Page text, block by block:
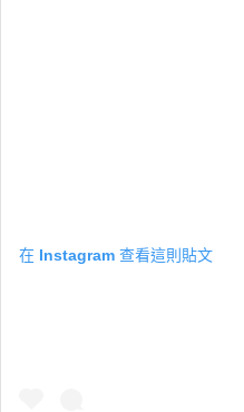
在 Instagram 查看這則貼文